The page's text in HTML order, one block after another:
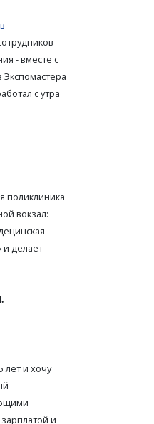
- вместе с
с утра
поликлиника
вокзал:
и делает
лет и хочу
и